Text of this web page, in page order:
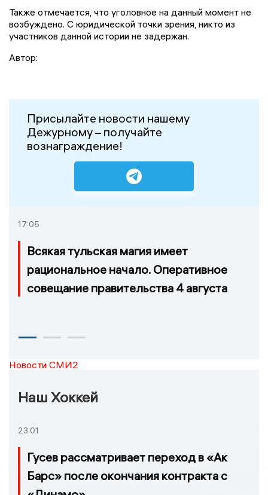
Также отмечается, что уголовное на данный момент не
возбуждено. С юридической точки зрения, никто из
участников данной истории не задержан.
Автор:
Присылайте новости нашему
Дежурному – получайте
вознаграждение!
17:05
Всякая тульская магия имеет
рациональное начало. Оперативное
совещание правительства 4 августа
Новости СМИ2
Наш Хоккей
23:01
Гусев рассматривает переход в «Ак
Барс» после окончания контракта с